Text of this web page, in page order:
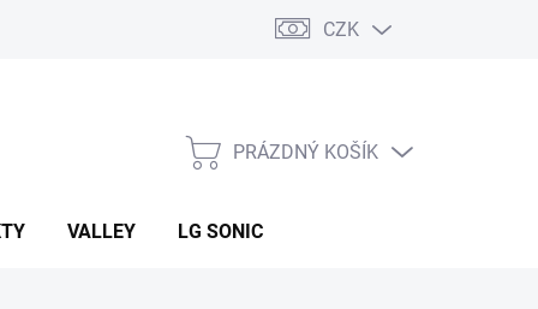
CZK
NÁKUPNÍ
PRÁZDNÝ KOŠÍK
VALLEY LG SONIC